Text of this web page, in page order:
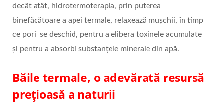
decât atât, hidrotermoterapia, prin puterea
binefăcătoare a apei termale, relaxează mușchii, în timp
ce porii se deschid, pentru a elibera toxinele acumulate
și pentru a absorbi substanțele minerale din apă.
Băile termale, o adevărată resursă
prețioasă a naturii